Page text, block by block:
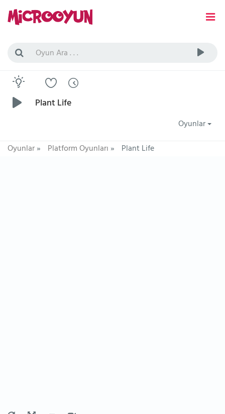
Plant Life
Oyunlar
Oyunlar» Platform Oyunları» Plant Life